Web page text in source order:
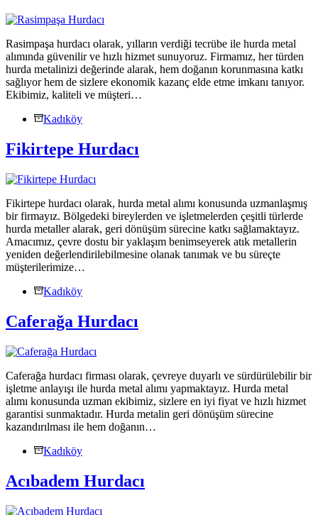
Rasimpaşa hurdacı olarak, yılların verdiği tecrübe ile hurda metal
alımında güvenilir ve hızlı hizmet sunuyoruz. Firmamız, her türden
hurda metalinizi değerinde alarak, hem doğanın korunmasına katkı
sağlıyor hem de sizlere ekonomik kazanç elde etme imkanı tanıyor.
Ekibimiz, kaliteli ve müşteri…
Kadıköy
Fikirtepe Hurdacı
Fikirtepe hurdacı olarak, hurda metal alımı konusunda uzmanlaşmış
bir firmayız. Bölgedeki bireylerden ve işletmelerden çeşitli türlerde
hurda metaller alarak, geri dönüşüm sürecine katkı sağlamaktayız.
Amacımız, çevre dostu bir yaklaşım benimseyerek atık metallerin
yeniden değerlendirilebilmesine olanak tanımak ve bu süreçte
müşterilerimize…
Kadıköy
Caferağa Hurdacı
Caferağa hurdacı firması olarak, çevreye duyarlı ve sürdürülebilir bir
işletme anlayışı ile hurda metal alımı yapmaktayız. Hurda metal
alımı konusunda uzman ekibimiz, sizlere en iyi fiyat ve hızlı hizmet
garantisi sunmaktadır. Hurda metalin geri dönüşüm sürecine
kazandırılması ile hem doğanın…
Kadıköy
Acıbadem Hurdacı